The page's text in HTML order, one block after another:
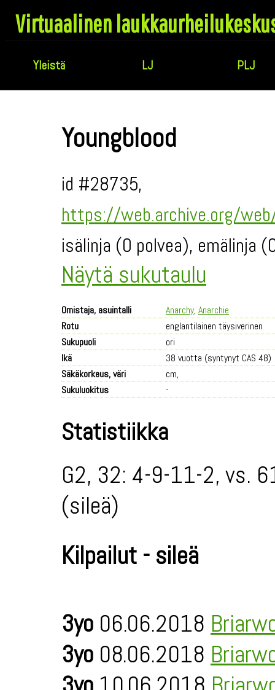
Virtuaalinen
Yleistä LJ PLJ
Youngblood
id #28735,
https://web.archive.org/
isälinja (0 polvea), emälinja
Näytä sukutaulu
Omistaja, asuintalli Anarchy, Anarchie
Rotu
englantilainen täysiverinen
Sukupuoli
ori
Ikä
38 vuotta (syntynyt CAS 48)
Säkäkorkeus, väri
cm,
Sukuluokitus
-
Statistiikka
G2, 32: 4-9-11-2, vs.
(sileä)
Kilpailut - sileä
3yo 06.06.2018
3yo 08.06.2018